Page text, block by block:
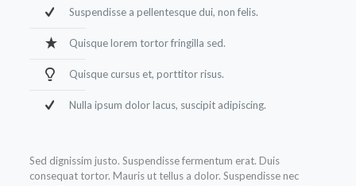
Suspendisse a pellentesque dui, non felis.
Quisque lorem tortor fringilla sed.
Quisque cursus et, porttitor risus.
Nulla ipsum dolor lacus, suscipit adipiscing.
Sed dignissim justo. Suspendisse fermentum erat. Duis
consequat tortor. Mauris ut tellus a dolor. Suspendisse nec